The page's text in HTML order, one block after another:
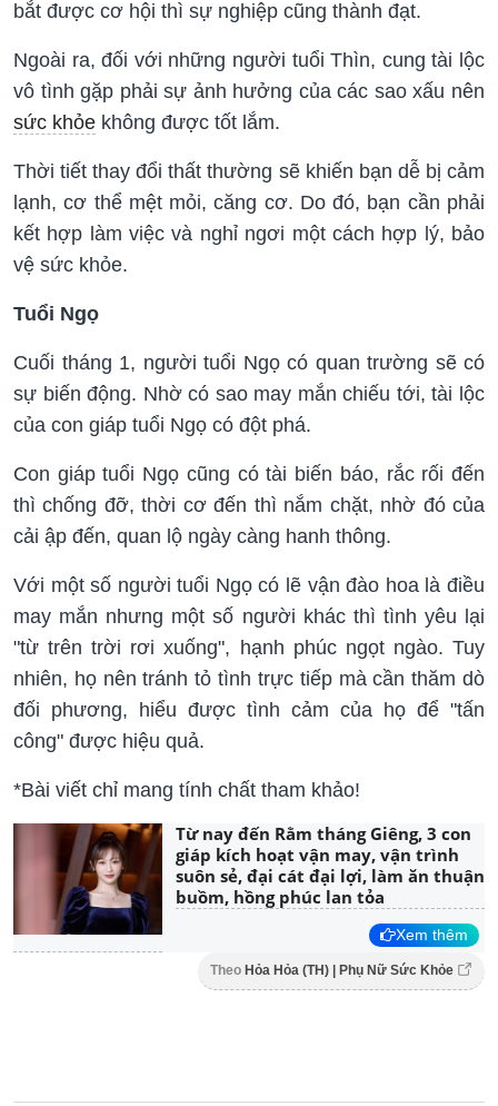
bắt được cơ hội thì sự nghiệp cũng thành đạt.
Ngoài ra, đối với những người tuổi Thìn, cung tài lộc
vô tình gặp phải sự ảnh hưởng của các sao xấu nên
sức khỏe không được tốt lắm.
Thời tiết thay đổi thất thường sẽ khiến bạn dễ bị cảm
lạnh, cơ thể mệt mỏi, căng cơ. Do đó, bạn cần phải
kết hợp làm việc và nghỉ ngơi một cách hợp lý, bảo
vệ sức khỏe.
Tuổi Ngọ
Cuối tháng 1, người tuổi Ngọ có quan trường sẽ có
sự biến động. Nhờ có sao may mắn chiếu tới, tài lộc
của con giáp tuổi Ngọ có đột phá.
Con giáp tuổi Ngọ cũng có tài biến báo, rắc rối đến
thì chống đỡ, thời cơ đến thì nắm chặt, nhờ đó của
cải ập đến, quan lộ ngày càng hanh thông.
Với một số người tuổi Ngọ có lẽ vận đào hoa là điều
may mắn nhưng một số người khác thì tình yêu lại
"từ trên trời rơi xuống", hạnh phúc ngọt ngào. Tuy
nhiên, họ nên tránh tỏ tình trực tiếp mà cần thăm dò
đối phương, hiểu được tình cảm của họ để "tấn
công" được hiệu quả.
*Bài viết chỉ mang tính chất tham khảo!
Từ nay đến Rằm tháng Giêng, 3 con
giáp kích hoạt vận may, vận trình
suôn sẻ, đại cát đại lợi, làm ăn thuận
buồm, hồng phúc lan tỏa
Xem thêm
Theo Hỏa Hỏa (TH) | Phụ Nữ Sức Khỏe